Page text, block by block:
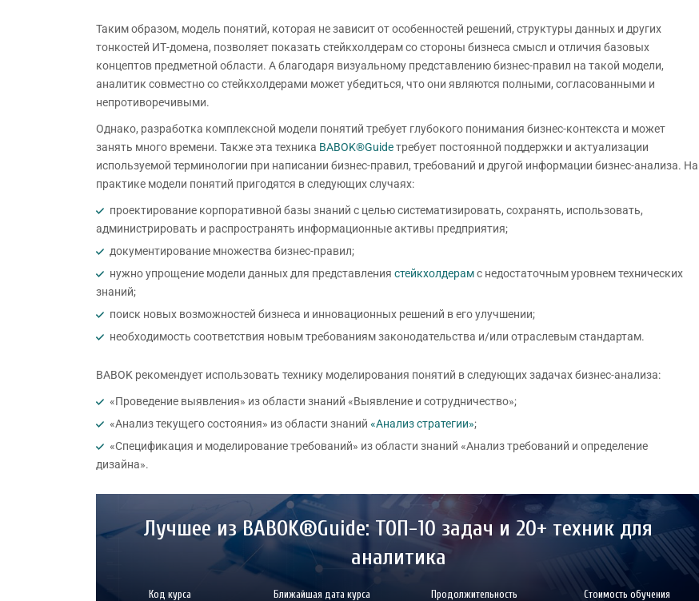
Таким образом, модель понятий, которая не зависит от особенностей решений, структуры данных и других
тонкостей ИТ-домена, позволяет показать стейкхолдерам со стороны бизнеса смысл и отличия базовых
концептов предметной области. А благодаря визуальному представлению бизнес-правил на такой модели,
аналитик совместно со стейкхолдерами может убедиться, что они являются полными, согласованными и
непротиворечивыми.
Однако, разработка комплексной модели понятий требует глубокого понимания бизнес-контекста и может
занять много времени. Также эта техника BABOK®Guideтребует постоянной поддержки и актуализации
используемой терминологии при написании бизнес-правил, требований и другой информации бизнес-анализа. На
практике модели понятий пригодятся в следующих случаях:
проектирование корпоративной базы знаний с целью систематизировать, сохранять, использовать,
администрировать и распространять информационные активы предприятия;
документирование множества бизнес-правил;
нужно упрощение модели данных для представления стейкхолдерамс недостаточным уровнем технических
знаний;
поиск новых возможностей бизнеса и инновационных решений в его улучшении;
необходимость соответствия новым требованиям законодательства и/или отраслевым стандартам.
BABOK рекомендует использовать технику моделирования понятий в следующих задачах бизнес-анализа:
«Проведение выявления» из области знаний «Выявление и сотрудничество»;
«Анализ текущего состояния» из области знаний «Анализ стратегии»;
«Спецификация и моделирование требований» из области знаний «Анализ требований и определение
дизайна».
Лучшее из BABOK®Guide: ТОП-10 задач и 20+ техник для
аналитика
Код курса Ближайшая дата курса Продолжительность Стоимость обучения